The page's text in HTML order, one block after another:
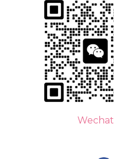
Wechat